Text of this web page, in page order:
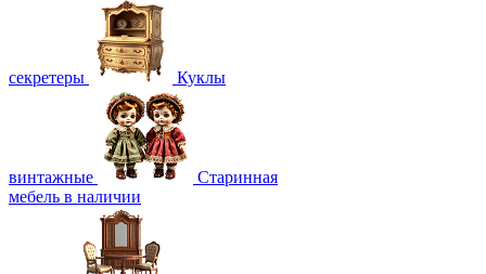
секретеры Куклы
винтажные
Старинная
мебель в наличии